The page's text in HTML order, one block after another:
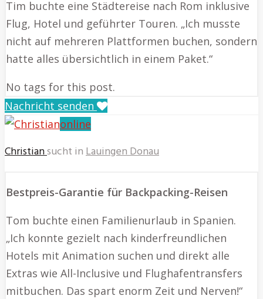
Tim buchte eine Städtereise nach Rom inklusive
Flug, Hotel und geführter Touren. „Ich musste
nicht auf mehreren Plattformen buchen, sondern
hatte alles übersichtlich in einem Paket.“
No tags for this post.
Nachricht senden
online
Christiansucht inLauingen Donau
Bestpreis-Garantie für Backpacking-Reisen
Tom buchte einen Familienurlaub in Spanien.
„Ich konnte gezielt nach kinderfreundlichen
Hotels mit Animation suchen und direkt alle
Extras wie All-Inclusive und Flughafentransfers
mitbuchen. Das spart enorm Zeit und Nerven!“